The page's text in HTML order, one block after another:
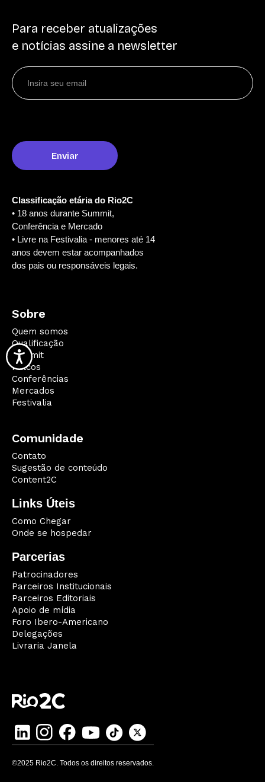
Para receber atualizações
e notícias assine a newsletter
Classificação etária do Rio2C
• 18 anos durante Summit,
Conferência e Mercado
• Livre na Festivalia - menores até 14
anos devem estar acompanhados
dos pais ou responsáveis legais.
Sobre
Quem somos
Qualificação
Summit
Palcos
Conferências
Mercados
Festivalia
Comunidade
Contato
Sugestão de conteúdo
Content2C
Links Úteis
Como Chegar
Onde se hospedar
Parcerias
Patrocinadores
Parceiros Institucionais
Parceiros Editoriais
Apoio de mídia
Foro Ibero-Americano
Delegações
Livraria Janela
©2025 Rio2C. Todos os direitos reservados.